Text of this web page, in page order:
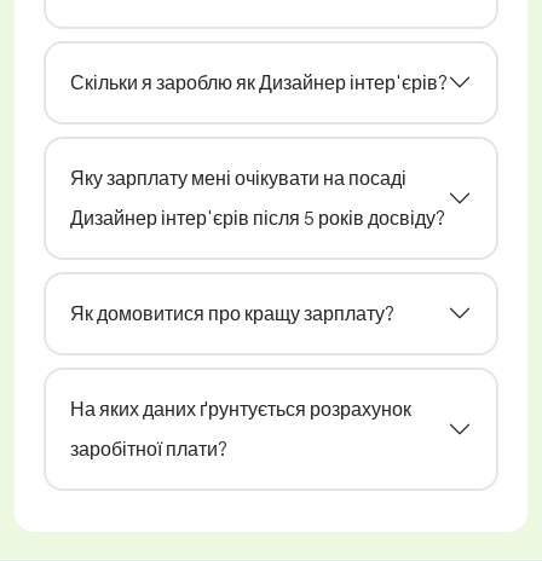
Скільки я зароблю як Дизайнер інтер'єрів?
Яку зарплату мені очікувати на посаді
Дизайнер інтер'єрів після 5 років досвіду?
Як домовитися про кращу зарплату?
На яких даних ґрунтується розрахунок
заробітної плати?